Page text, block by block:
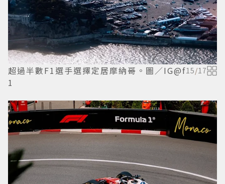
超過半數F1選手選擇定居摩納哥。圖／IG@f
1
15/17